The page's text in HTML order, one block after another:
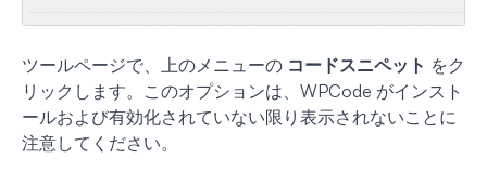
ツールページで、上のメニューの コードスニペット をク
リックします。このオプションは、WPCode がインスト
ールおよび有効化されていない限り表示されないことに
注意してください。